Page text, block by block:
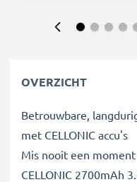
OVERZICHT
Betrouwbare,
met CELLONIC accu's
Mis nooit een
CELLONIC 2700mAh